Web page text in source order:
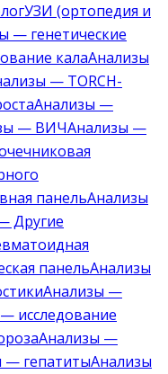
УЗИ (ортопедия и
— генетические
калаАнализы
— TORCH-
Анализы —
— ВИЧАнализы —
панельАнализы
Другие
панельАнализы
Анализы —
исследование
Анализы —
— гепатитыАнализы